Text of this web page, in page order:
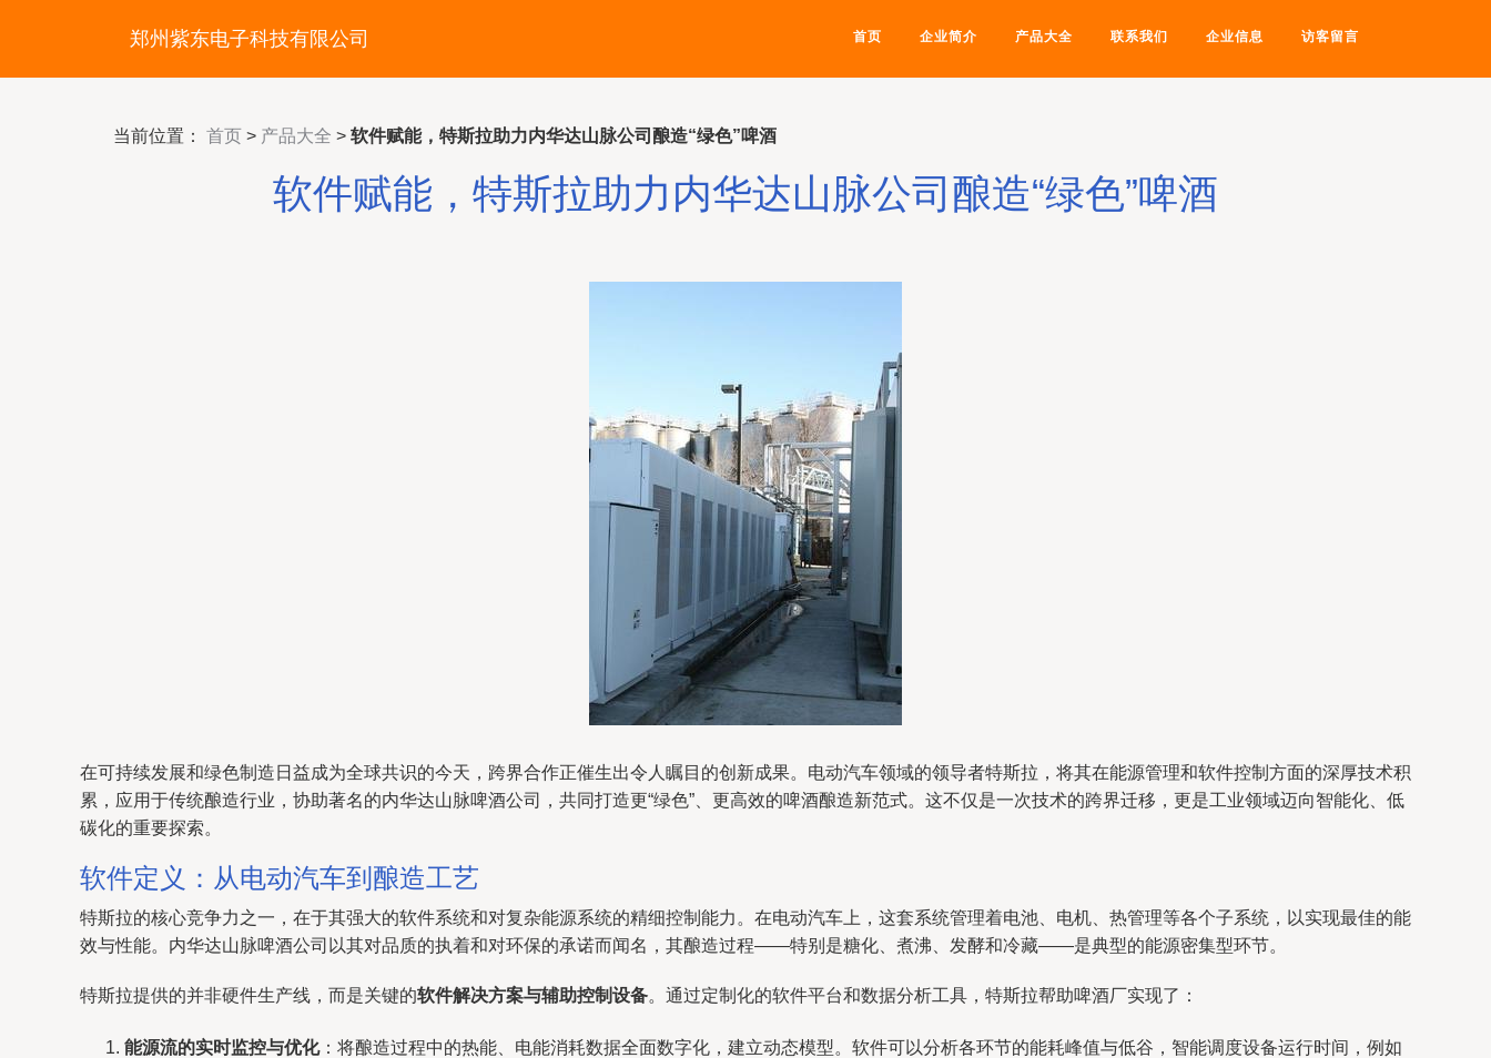
郑州紫东电子科技有限公司 首页 企业简介 产品大全 联系我们 企业信息 访客留言
当前位置： 首页 > 产品大全 > 软件赋能，特斯拉助力内华达山脉公司酿造“绿色”啤酒
软件赋能，特斯拉助力内华达山脉公司酿造“绿色”啤酒
在可持续发展和绿色制造日益成为全球共识的今天，跨界合作正催生出令人瞩目的创新成果。电动汽车领域的领导者特斯拉，将其在能源管理和软件控制方面的深厚技术积
累，应用于传统酿造行业，协助著名的内华达山脉啤酒公司，共同打造更“绿色”、更高效的啤酒酿造新范式。这不仅是一次技术的跨界迁移，更是工业领域迈向智能化、低
碳化的重要探索。
软件定义：从电动汽车到酿造工艺
特斯拉的核心竞争力之一，在于其强大的软件系统和对复杂能源系统的精细控制能力。在电动汽车上，这套系统管理着电池、电机、热管理等各个子系统，以实现最佳的能
效与性能。内华达山脉啤酒公司以其对品质的执着和对环保的承诺而闻名，其酿造过程——特别是糖化、煮沸、发酵和冷藏——是典型的能源密集型环节。
特斯拉提供的并非硬件生产线，而是关键的软件解决方案与辅助控制设备。通过定制化的软件平台和数据分析工具，特斯拉帮助啤酒厂实现了：
能源流的实时监控与优化：将酿造过程中的热能、电能消耗数据全面数字化，建立动态模型。软件可以分析各环节的能耗峰值与低谷，智能调度设备运行时间，例如